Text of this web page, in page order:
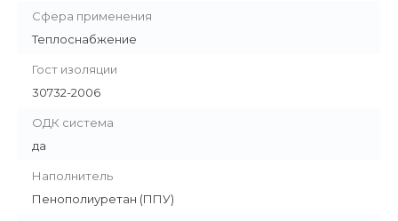
Сфера применения
Теплоснабжение
Гост изоляции
30732-2006
ОДК система
да
Наполнитель
Пенополиуретан (ППУ)